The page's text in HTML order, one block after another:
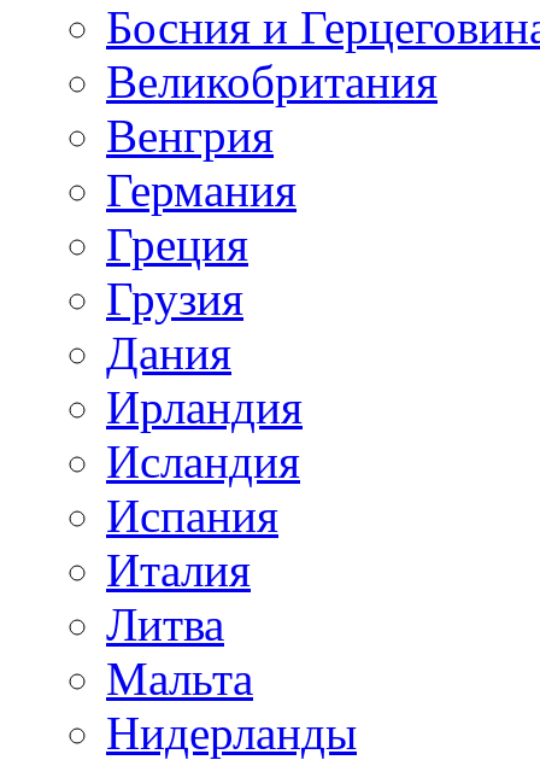
Босния и
Великобритания
Венгрия
Германия
Греция
Грузия
Дания
Ирландия
Исландия
Испания
Италия
Литва
Мальта
Нидерланды